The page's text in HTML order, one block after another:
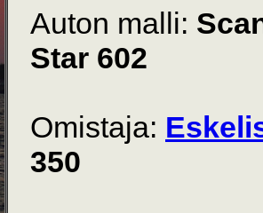
Auton malli:
Star 602
Omistaja:
350